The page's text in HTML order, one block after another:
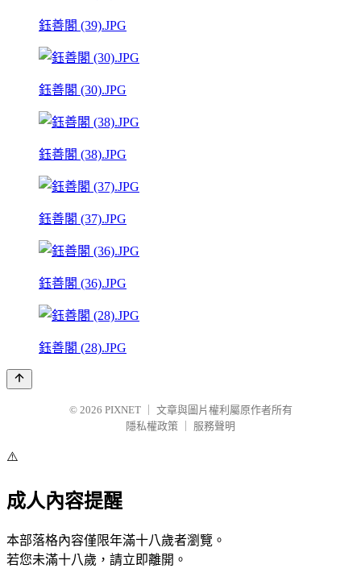
鈺善閣 (39).JPG
鈺善閣 (30).JPG
鈺善閣 (38).JPG
鈺善閣 (37).JPG
鈺善閣 (36).JPG
鈺善閣 (28).JPG
© 2026 PIXNET
文章與圖片權利屬原作者所有
隱私權政策
服務聲明
⚠️
成人內容提醒
本部落格內容僅限年滿十八歲者瀏覽。
若您未滿十八歲，請立即離開。